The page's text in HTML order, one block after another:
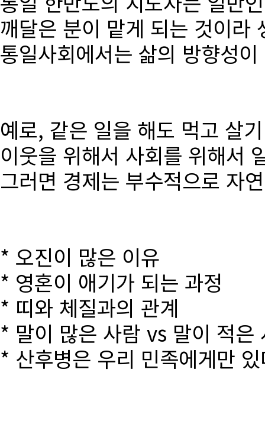
깨달은 분이 맡게 되는 것이라
통일사회에서는 삶의 방향성
예로, 같은 일을 해도 먹고 살
이웃을 위해서 사회를 위해서
그러면 경제는 부수적으로 자
* 오진이 많은 이유
* 영혼이 애기가 되는 과정
* 띠와 체질과의 관계
* 말이 많은 사람 vs 말이 적은
* 산후병은 우리 민족에게만